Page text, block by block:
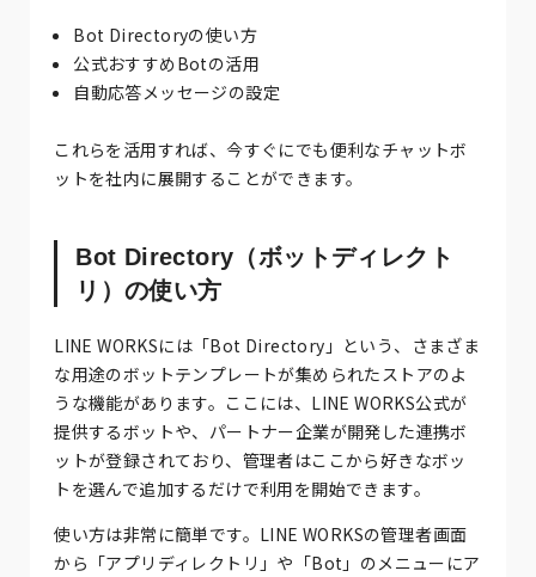
Bot Directoryの使い方
公式おすすめBotの活用
自動応答メッセージの設定
これらを活用すれば、今すぐにでも便利なチャットボ
ットを社内に展開することができます。
Bot Directory（ボットディレクト
リ）の使い方
LINE WORKSには「Bot Directory」という、さまざま
な用途のボットテンプレートが集められたストアのよ
うな機能があります。ここには、LINE WORKS公式が
提供するボットや、パートナー企業が開発した連携ボ
ットが登録されており、管理者はここから好きなボッ
トを選んで追加するだけで利用を開始できます。
使い方は非常に簡単です。LINE WORKSの管理者画面
から「アプリディレクトリ」や「Bot」のメニューにア